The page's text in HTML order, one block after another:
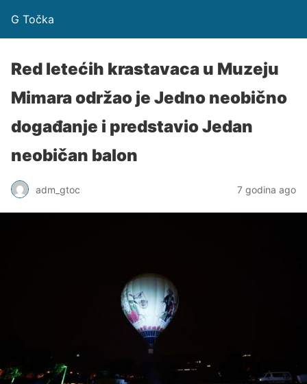
G Točka
Red letećih krastavaca u Muzeju
Mimara održao je Jedno neobično
događanje i predstavio Jedan
neobičan balon
adm_gtoc 7 godina ago